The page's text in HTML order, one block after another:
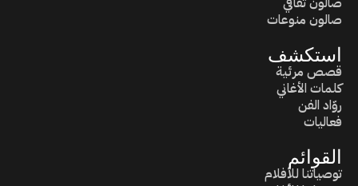
صالون منوعات
استكشف
قصص مرئية
كلمات الأغاني
روّاد الفن
فعاليات
القوائم
توصياتنا للأفلام